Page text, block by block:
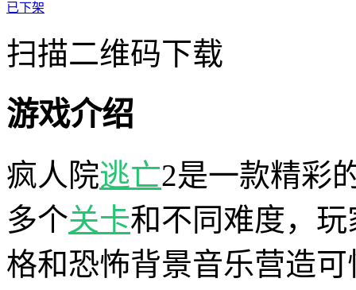
已下架
扫描二维码下载
游戏介绍
疯人院逃亡2是一款精彩
多个关卡和不同难度，
格和恐怖背景音乐营造